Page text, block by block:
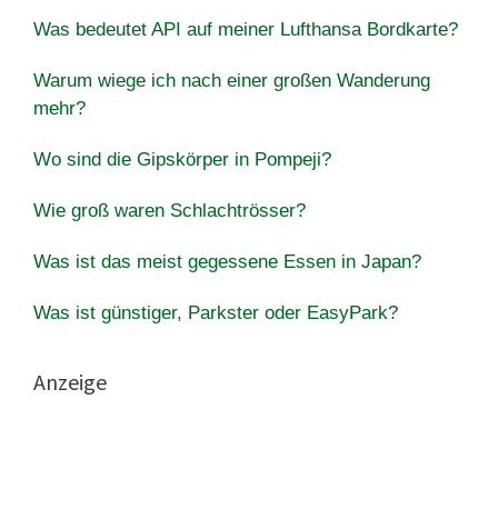
Was bedeutet API auf meiner Lufthansa Bordkarte?
Warum wiege ich nach einer großen Wanderung
mehr?
Wo sind die Gipskörper in Pompeji?
Wie groß waren Schlachtrösser?
Was ist das meist gegessene Essen in Japan?
Was ist günstiger, Parkster oder EasyPark?
Anzeige